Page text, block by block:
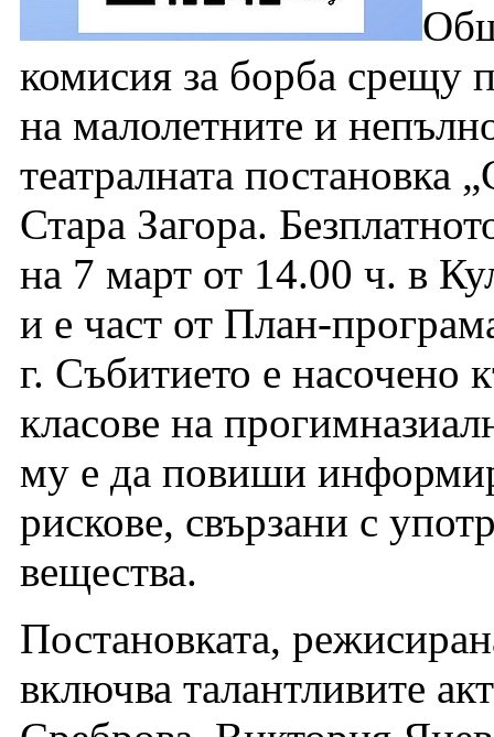
комисия за борба срещу
на малолетните и
театралната постановка
Стара Загора.
на 7 март от 14.00 ч. в
и е част от План-
г. Събитието е насочено
класове на
му е да повиши
рискове, свързани с
вещества.
Постановката,
включва талантливите